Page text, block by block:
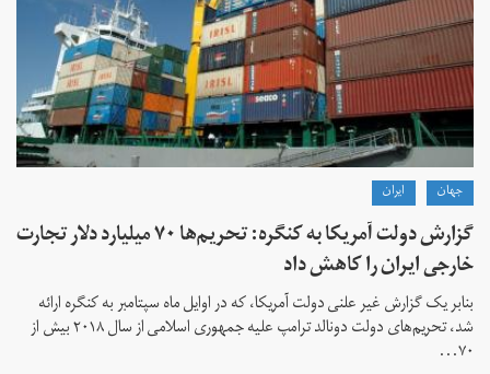
جهان ايران
گزارش دولت آمریکا به کنگره: تحریم‌ها ۷۰ میلیارد دلار تجارت
خارجی ایران را کاهش داد
بنابر یک گزارش غیر علنی دولت آمریکا، که در اوایل ماه سپتامبر به کنگره ارائه
شد، تحریم‌های دولت دونالد ترامپ علیه جمهوری اسلامی از سال ۲۰۱۸ بیش از
۷۰...